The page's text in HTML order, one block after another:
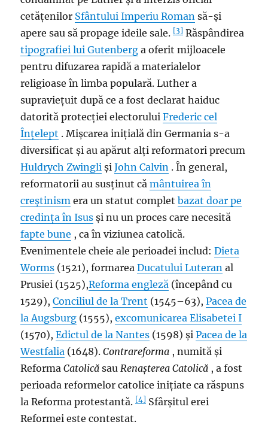
cetățenilor Sfântului Imperiu Roman să-și
apere sau să propage ideile sale.[3] Răspândirea
tipografieilui Gutenberg a oferit mijloacele
pentru difuzarea rapidă a materialelor
religioase în limba populară. Luther a
supraviețuit după ce a fost declarat haiduc
datorită protecției electoruluiFrederic cel
Înțelept . Mișcarea inițială din Germania s-a
diversificat și au apărut alți reformatori precum
Huldrych Zwingli șiJohn Calvin . În general,
reformatorii au susținut cământuirea în
creștinism era un statut completbazat doar pe
credința în Isus și nu un proces care necesită
fapte bune , ca în viziunea catolică.
Evenimentele cheie ale perioadei includ:Dieta
Worms (1521), formareaDucatuluiLuteran al
Prusiei (1525),Reforma engleză (începând cu
1529),Conciliul de la Trent (1545–63),Pacea de
la Augsburg (1555),excomunicarea Elisabetei I
(1570),Edictul de la Nantes (1598) șiPacea de la
Westfalia (1648).Contrareforma , numită și
ReformaCatolică sau Renașterea Catolică , a fost
perioada reformelor catolice inițiate ca răspuns
la Reforma protestantă.[4] Sfârșitul erei
Reformei este contestat.